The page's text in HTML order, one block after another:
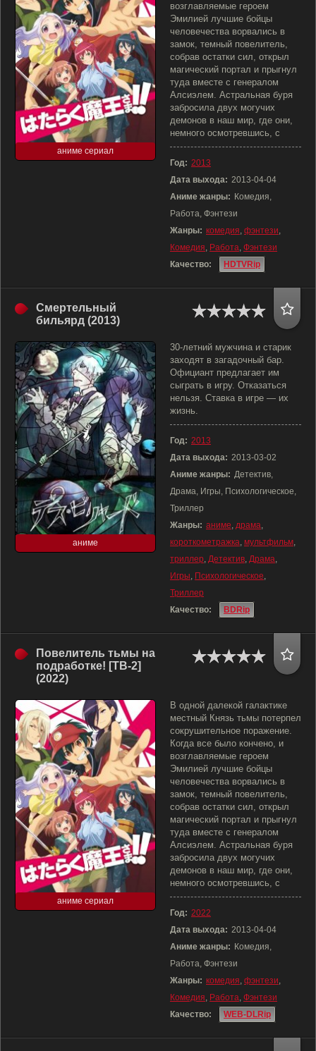
аниме сериал
возглавляемые героем
Эмилией лучшие бойцы
человечества ворвались в
замок, темный повелитель,
собрав остатки сил, открыл
магический портал и прыгнул
туда вместе с генералом
Алсиэлем. Астральная буря
забросила двух могучих
демонов в наш мир, где они,
немного осмотревшись, с
Год: 2013
Дата выхода: 2013-04-04
Аниме жанры: Комедия,
Работа, Фэнтези
Жанры: комедия, фэнтези,
Комедия, Работа, Фэнтези
Качество:
HDTVRip
Смертельный
бильярд (2013)
аниме
30-летний мужчина и старик
заходят в загадочный бар.
Официант предлагает им
сыграть в игру. Отказаться
нельзя. Ставка в игре — их
жизнь.
Год: 2013
Дата выхода: 2013-03-02
Аниме жанры: Детектив,
Драма, Игры, Психологическое,
Триллер
Жанры: аниме, драма,
короткометражка, мультфильм,
триллер, Детектив, Драма,
Игры, Психологическое,
Триллер
Качество:
BDRip
Повелитель тьмы на
подработке! [ТВ-2]
(2022)
аниме сериал
В одной далекой галактике
местный Князь тьмы потерпел
сокрушительное поражение.
Когда все было кончено, и
возглавляемые героем
Эмилией лучшие бойцы
человечества ворвались в
замок, темный повелитель,
собрав остатки сил, открыл
магический портал и прыгнул
туда вместе с генералом
Алсиэлем. Астральная буря
забросила двух могучих
демонов в наш мир, где они,
немного осмотревшись, с
Год: 2022
Дата выхода: 2013-04-04
Аниме жанры: Комедия,
Работа, Фэнтези
Жанры: комедия, фэнтези,
Комедия, Работа, Фэнтези
Качество:
WEB-DLRip